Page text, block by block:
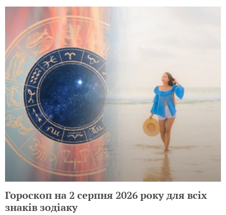
Гороскоп на 2 серпня 2026 року для всіх
знаків зодіаку